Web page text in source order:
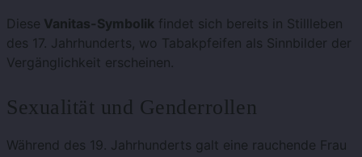
Diese Vanitas-Symbolik findet sich bereits in Stillleben
des 17. Jahrhunderts, wo Tabakpfeifen als Sinnbilder der
Vergänglichkeit erscheinen.
Sexualität und Genderrollen
Während des 19. Jahrhunderts galt eine rauchende Frau